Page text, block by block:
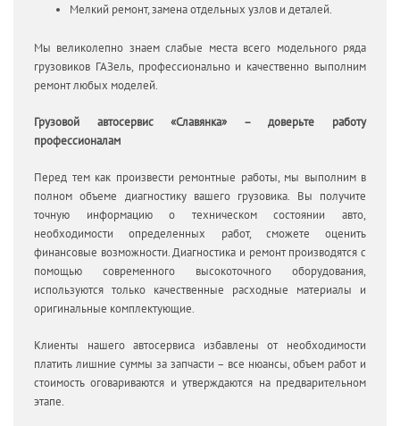
Мелкий ремонт, замена отдельных узлов и деталей.
Мы великолепно знаем слабые места всего модельного ряда
грузовиков ГАЗель, профессионально и качественно выполним
ремонт любых моделей.
Грузовой автосервис «Славянка» – доверьте работу
профессионалам
Перед тем как произвести ремонтные работы, мы выполним в
полном объеме диагностику вашего грузовика. Вы получите
точную информацию о техническом состоянии авто,
необходимости определенных работ, сможете оценить
финансовые возможности. Диагностика и ремонт производятся с
помощью современного высокоточного оборудования,
используются только качественные расходные материалы и
оригинальные комплектующие.
Клиенты нашего автосервиса избавлены от необходимости
платить лишние суммы за запчасти – все нюансы, объем работ и
стоимость оговариваются и утверждаются на предварительном
этапе.